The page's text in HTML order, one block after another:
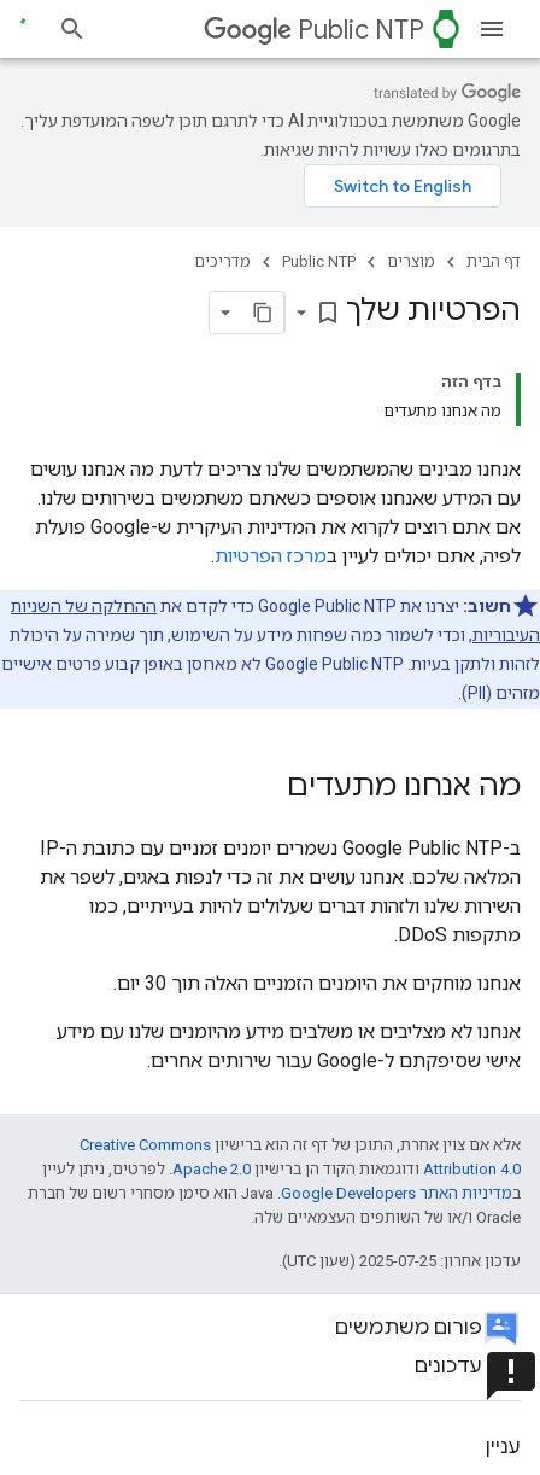
watch
Public NTP
‫Google משתמשת בטכנולוגיית AI כדי לתרגם תוכן לשפה המועדפת עליך.
בתרגומים כאלו עשויות להיות שגיאות.
דף הבית מוצרים Public NTP מדריכים
הפרטיות שלך bookmark_border
בדף הזה
מה אנחנו מתעדים
אנחנו מבינים שהמשתמשים שלנו צריכים לדעת מה אנחנו עושים
עם המידע שאנחנו אוספים כשאתם משתמשים בשירותים שלנו.
אם אתם רוצים לקרוא את המדיניות העיקרית ש-Google פועלת
לפיה, אתם יכולים לעיין במרכז הפרטיות.
חשוב: יצרנו את Google Public NTP כדי לקדם את
ההחלקה של השניות
העיבוריות, וכדי לשמור כמה שפחות מידע על השימוש, תוך שמירה על היכולת
לזהות ולתקן בעיות. ‫Google Public NTP לא מאחסן באופן קבוע פרטים אישיים
מזהים (PII).
מה אנחנו מתעדים
ב-Google Public NTP נשמרים יומנים זמניים עם כתובת ה-IP
המלאה שלכם. אנחנו עושים את זה כדי לנפות באגים, לשפר את
השירות שלנו ולזהות דברים שעלולים להיות בעייתיים, כמו
מתקפות DDoS.
אנחנו מוחקים את היומנים הזמניים האלה תוך 30 יום.
אנחנו לא מצליבים או משלבים מידע מהיומנים שלנו עם מידע
אישי שסיפקתם ל-Google עבור שירותים אחרים.
אלא אם צוין אחרת, התוכן של דף זה הוא ברישיון Creative Commons
Attribution 4.0 ודוגמאות הקוד הן ברישיון Apache 2.0. לפרטים, ניתן לעיין
במדיניות האתר Google Developers‏
.‏ Java הוא סימן מסחרי רשום של חברת
Oracle ו/או של השותפים העצמאיים שלה.
עדכון אחרון: 2025-07-25 (שעון UTC).
פורום משתמשים
announcement עדכונים
עניין